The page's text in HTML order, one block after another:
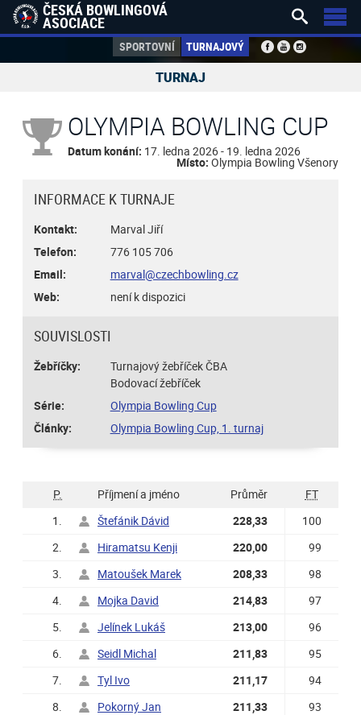
ČESKÁ BOWLINGOVÁ
ASOCIACE
SPORTOVNÍ TURNAJOVÝ
 
TURNAJ
OLYMPIA BOWLING CUP
Datum konání: 17. ledna 2026 - 19. ledna 2026
Místo: Olympia Bowling Všenory
INFORMACE K TURNAJE
Kontakt:
Marval Jiří
Telefon:
776 105 706
Email:
marval@czechbowling.cz
Web:
není k dispozici
SOUVISLOSTI
Žebříčky:
Turnajový žebříček ČBA
Bodovací žebříček
Série:
Olympia Bowling Cup
Články:
Olympia Bowling Cup, 1. turnaj
P. Příjmení a jméno Průměr
FT
1.
Štefánik Dávid 228,33
100
2.
Hiramatsu Kenji 220,00
99
3.
Matoušek Marek 208,33
98
4.
Mojka David 214,83
97
5.
Jelínek Lukáš 213,00
96
6.
Seidl Michal 211,83
95
7.
Tyl Ivo 211,17
94
8.
Pokorný Jan 211,33
93